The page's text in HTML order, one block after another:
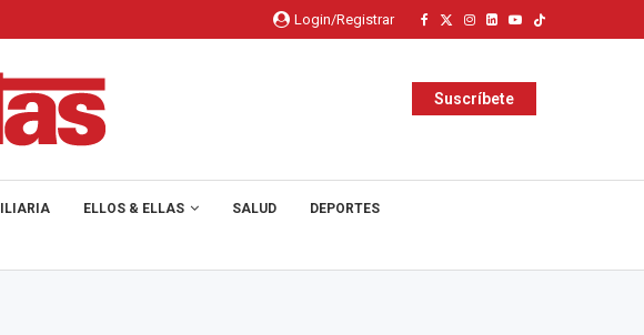
Login/Registrar
Suscríbete
ELLOS & ELLAS SALUD DEPORTES